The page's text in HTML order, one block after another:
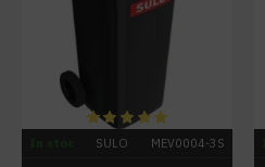
SULO MEV0004-3S